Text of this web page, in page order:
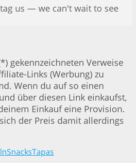
us — we can't wait to see
gekennzeichneten Verweise
Links (Werbung) zu
Wenn du auf so einen
über diesen Link einkaufst,
Einkauf eine Provision.
der Preis damit allerdings
SnacksTapas